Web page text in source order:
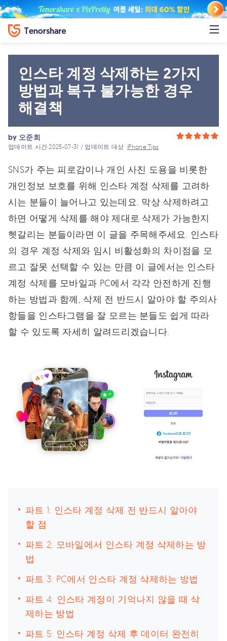
인스타 계정 삭제하는 2가지
방법과 복구 불가능한 경우
해결책
by 오준희
업데이트 시간 2025-07-31 / 업데이트 대상iPhone Tips
SNS가 주는 피로감이나 개인 사진 도용을 비롯한
개인정보 보호를 위해 인스타 계정 삭제를 고려하
시는 분들이 늘어나고 있는데요. 막상 삭제하려고
하면 어떻게 삭제를 해야 제대로 삭제가 가능한지
헷갈리는 분들이라면 이 글을 주목해주세요. 인스타
의 경우 계정 삭제와 임시 비활성화의 차이점을 모
르고 잘못 선택할 수 있는 만큼 이 글에서는 인스타
계정 삭제를 모바일과 PC에서 각각 안전하게 진행
하는 방법과 함께, 삭제 전 반드시 알아야 할 주의사
항들을 인스타그램을 잘 모르는 분들도 쉽게 따라
할 수 있도록 자세히 알려드리겠습니다.
파트 1: 인스타 계정 삭제 전 반드시 알아야
할 점
파트 2: 모바일에서 인스타 계정 삭제하는 방
법
파트 3: PC에서 인스타 계정 삭제하는 방법
파트 4: 인스타 계정이 기억나지 않을 때 삭
제하는 방법
파트 5: 인스타 계정 삭제 후 데이터 완전히